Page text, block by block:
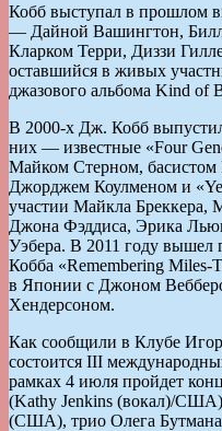
Кобб выступал в прошлом
— Дайной Вашингтон,
Кларком Терри, Диззи
оставшийся в живых
джазового альбома Kind of
В 2000-х Дж. Кобб
них — известные «Four
Майком Стерном, басистом
Джорджем Коулменом и
участии Майкла Бреккера,
Джона Фэддиса, Эрика
Уэбера. В 2011 году вышел
Кобба «Remembering Miles-
в Японии с Джоном
Хендерсоном.
Как сообщили в Клубе
состоится III
рамках 4 июля пройдет
(Kathy Jenkins (вокал)/
(США), трио Олега